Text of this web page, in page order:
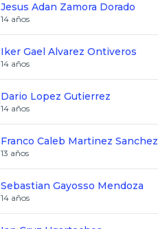
Jesus Adan Zamora Dorado
14 años
Iker Gael Alvarez Ontiveros
14 años
Dario Lopez Gutierrez
14 años
Franco Caleb Martinez Sanchez
13 años
Sebastian Gayosso Mendoza
14 años